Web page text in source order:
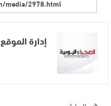
إدارة الموقع